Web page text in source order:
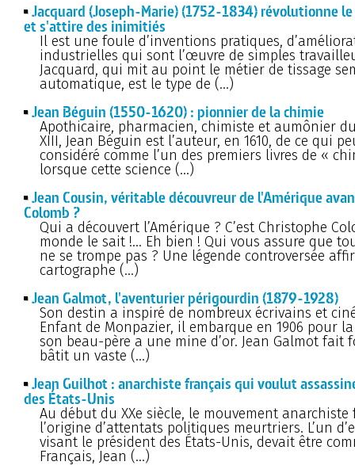
Jacquard (Joseph-Marie) (1752-1834) révolutionne
et s'attire des inimitiés
Il est une foule d’inventions pratiques,
industrielles qui sont l’œuvre de simples
Jacquard, qui mit au point le métier de tissage
automatique, est le type de (…)
Jean Béguin (1550-1620) : pionnier de la chimie
Apothicaire, pharmacien, chimiste et aumônier
XIII, Jean Béguin est l’auteur, en 1610, de ce qui
considéré comme l’un des premiers livres de «
lorsque cette science (…)
Jean Cousin, véritable découvreur de l'Amérique
Colomb ?
Qui a découvert l’Amérique ? C’est Christophe
monde le sait !... Eh bien ! Qui vous assure que
ne se trompe pas ? Une légende controversée
cartographe (…)
Jean Galmot, l'aventurier périgourdin (1879-1928)
Son destin a inspiré de nombreux écrivains et
Enfant de Monpazier, il embarque en 1906 pour
son beau-père a une mine d’or. Jean Galmot fait
bâtit un vaste (…)
Jean Guilhot : anarchiste français qui voulut
des États-Unis
Au début du XXe siècle, le mouvement anarchiste
l’origine d’attentats politiques meurtriers. L’un
visant le président des États-Unis, devait être
Français, Jean (…)